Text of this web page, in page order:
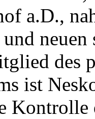
a.D.,
des
ist